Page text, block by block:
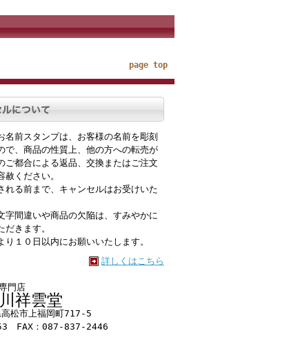
page top
名前スタンプは、お客様の名前を彫刻
で、商品の性質上、他の方への転売が
ご都合による返品、交換またはご注文
ください。
れる前まで、キャンセルはお受けいた
字間違いや商品の欠陥は、すみやかに
だきます。
り１０日以内にお願いいたします。
詳しくはこちら
門店
祥雲堂
松市上福岡町717-5
FAX：087-837-2446